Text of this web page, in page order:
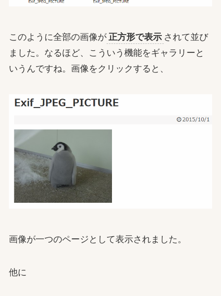
このように全部の画像が 正方形で表示 されて並び
ました。なるほど、こういう機能をギャラリーと
いうんですね。画像をクリックすると、
画像が一つのページとして表示されました。
他に